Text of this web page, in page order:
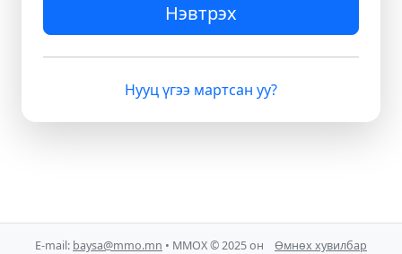
Нэвтрэх
Нууц үгээ мартсан уу?
E-mail: baysa@mmo.mn • ММОХ © 2025 он Өмнөх хувилбар